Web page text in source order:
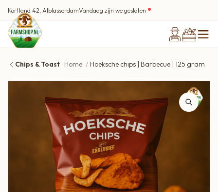
Kortland 42, AlblasserdamVandaag zijn we gesloten
Chips & Toast Home Hoeksche chips | Barbecue | 125 gram